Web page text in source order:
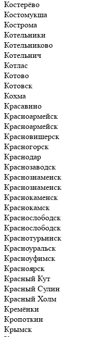
Костерёво
Костомукша
Кострома
Котельники
Котельниково
Котельнич
Котлас
Котово
Котовск
Кохма
Красавино
Красноармейск
Красноармейск
Красновишерск
Красногорск
Краснодар
Краснозаводск
Краснознаменск
Краснознаменск
Краснокаменск
Краснокамск
Краснослободск
Краснослободск
Краснотурьинск
Красноуральск
Красноуфимск
Красноярск
Красный Кут
Красный Сулин
Красный Холм
Кремёнки
Кропоткин
Крымск